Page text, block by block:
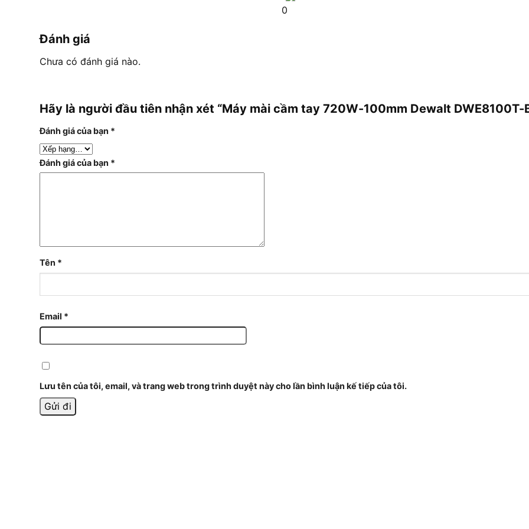
0
Đánh giá
Chưa có đánh giá nào.
Hãy là người đầu tiên nhận xét “Máy mài cầm tay 720W-100mm Dewalt DWE8100T-
Đánh giá của bạn *
Đánh giá của bạn *
Tên *
Email *
Lưu tên của tôi, email, và trang web trong trình duyệt này cho lần bình luận kế tiếp của tôi.